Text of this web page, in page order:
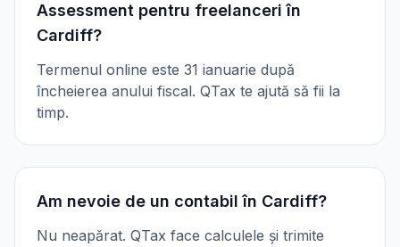
Assessment pentru freelanceri în
Cardiff?
Termenul online este 31 ianuarie după
încheierea anului fiscal. QTax te ajută să fii la
timp.
Am nevoie de un contabil în Cardiff?
Nu neapărat. QTax face calculele și trimite